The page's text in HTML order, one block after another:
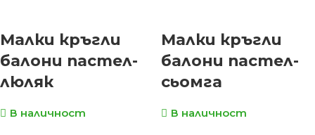
Малки кръгли
балони пастел-
люляк
В наличност
Малки кръгли
балони пастел-
сьомга
В наличност